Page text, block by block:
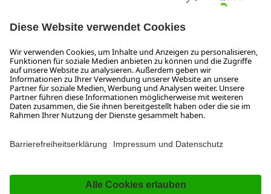
SALZBURGERLAND
Infos zum Urlaub im SalzburgerLand
Veranstaltungen im SalzburgerLand
Aktuelle Urlaubsangebote
Newsroom
Presse